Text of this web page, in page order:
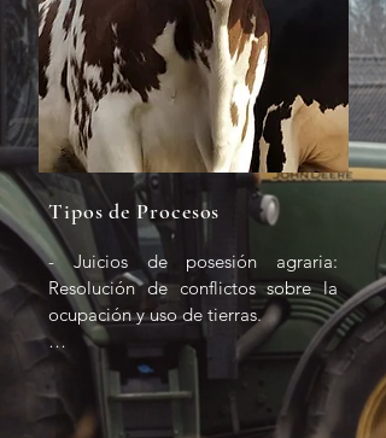
Tipos de Procesos
- Juicios de posesión agraria:
Resolución de conflictos sobre la
ocupación y uso de tierras.
- Juicios de desalojo: Recuperación
de tierras ocupadas sin derecho
legal.